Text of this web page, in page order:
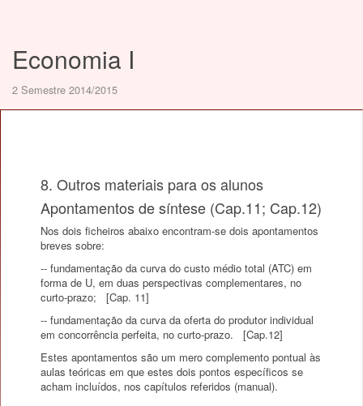
Economia I
2 Semestre 2014/2015
8. Outros materiais para os alunos
Apontamentos de síntese (Cap.11; Cap.12)
Nos dois ficheiros abaixo encontram-se dois apontamentos
breves sobre:
-- fundamentação da curva do custo médio total (ATC) em
forma de U, em duas perspectivas complementares, no
curto-prazo; [Cap. 11]
-- fundamentação da curva da oferta do produtor individual
em concorrência perfeita, no curto-prazo. [Cap.12]
Estes apontamentos são um mero complemento pontual às
aulas teóricas em que estes dois pontos específicos se
acham incluídos, nos capítulos referidos (manual).